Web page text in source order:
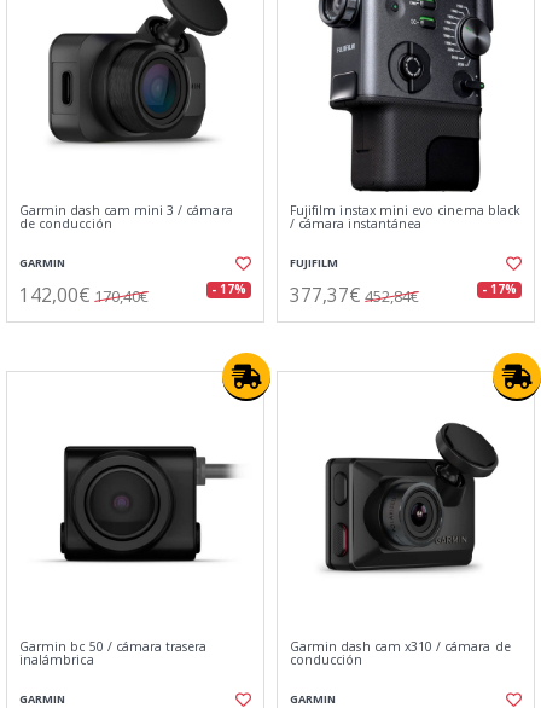
Garmin dash cam mini 3 / cámara
de conducción
GARMIN
142,00€ 170,40€ - 17%
Fujifilm instax mini evo cinema black
/ cámara instantánea
FUJIFILM
377,37€ 452,84€ - 17%
Garmin bc 50 / cámara trasera
inalámbrica
GARMIN
Garmin dash cam x310 / cámara de
conducción
GARMIN